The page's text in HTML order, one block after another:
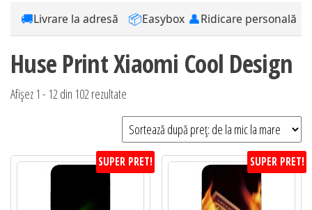
🚚Livrare la adresă 📦Easybox 👤Ridicare personală
Huse Print Xiaomi Cool Design
Afișez 1 - 12 din 102 rezultate
după
preț:
de
la
SUPER PRET! SUPER PRET!